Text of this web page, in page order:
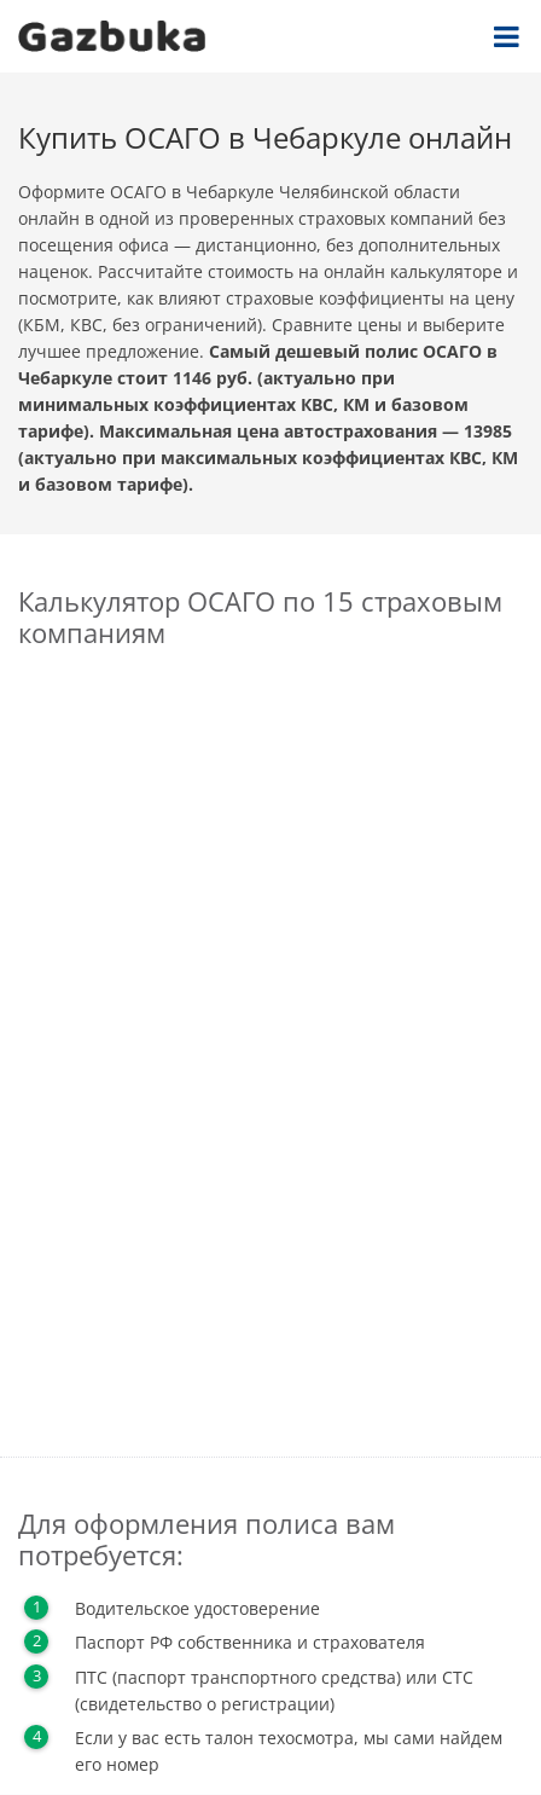
Купить ОСАГО в Чебаркуле онлайн
Оформите ОСАГО в Чебаркуле Челябинской области
онлайн в одной из проверенных страховых компаний без
посещения офиса — дистанционно, без дополнительных
наценок. Рассчитайте стоимость на онлайн калькуляторе и
посмотрите, как влияют страховые коэффициенты на цену
(КБМ, КВС, без ограничений). Сравните цены и выберите
лучшее предложение. Самый дешевый полис ОСАГО в
Чебаркуле стоит 1146 руб. (актуально при
минимальных коэффициентах КВС, КМ и базовом
тарифе). Максимальная цена автострахования — 13985
(актуально при максимальных коэффициентах КВС, КМ
и базовом тарифе).
Калькулятор ОСАГО по 15 страховым
компаниям
Для оформления полиса вам
потребуется:
Водительское удостоверение
Паспорт РФ собственника и страхователя
ПТС (паспорт транспортного средства) или СТС
(свидетельство о регистрации)
Если у вас есть талон техосмотра, мы сами найдем
его номер